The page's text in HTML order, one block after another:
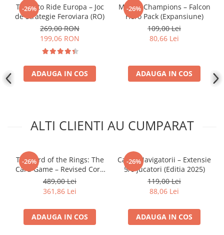
-26%
Ticket to Ride Europa – Joc
de Strategie Feroviara (RO)
269,00 RON
199,06 RON
ADAUGA IN COS
-26%
Marvel Champions – Falcon
Hero Pack (Expansiune)
109,00 Lei
80,66 Lei
ADAUGA IN COS
ALTI CLIENTI AU CUMPARAT
-26%
The Lord of the Rings: The
Card Game – Revised Core
Set
489,00 Lei
361,86 Lei
ADAUGA IN COS
-26%
Catan Navigatorii – Extensie
5/6 jucatori (Editia 2025)
119,00 Lei
88,06 Lei
ADAUGA IN COS